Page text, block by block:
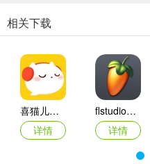
3、我的页面
概念版的我的页面推荐服务没有
相关下载
喜猫儿故事app
详情
flstudio苹果手机版
详情